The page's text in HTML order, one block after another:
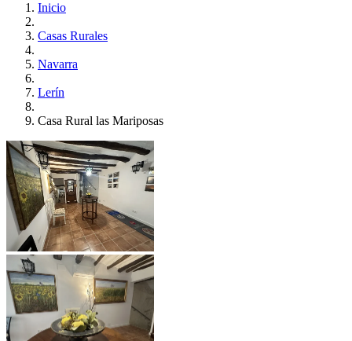
Inicio
Casas Rurales
Navarra
Lerín
Casa Rural las Mariposas